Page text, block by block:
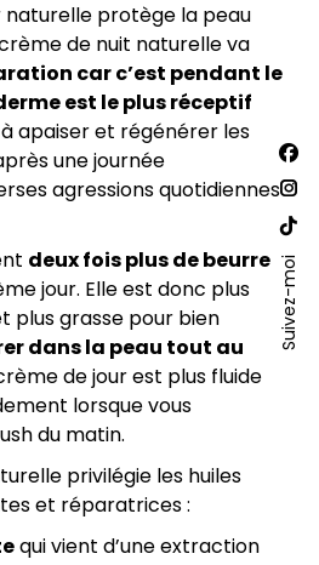
naturelle protège la peau
de nuit naturelle va
car c’est pendant le
est le plus réceptif
à apaiser et régénérer les
une journée
agressions quotidiennes
deux fois plus de beurre
jour. Elle est donc plus
plus grasse pour bien
dans la peau tout au
de jour est plus fluide
lorsque vous
du matin.
privilégie les huiles
et réparatrices :
qui vient d’une extraction
Suivez-moi
sur :
La
une
La
La
Site